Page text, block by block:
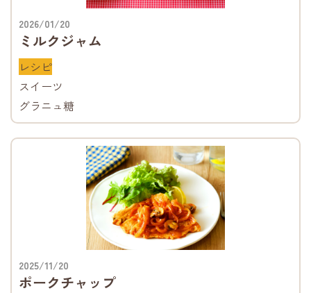
2026/01/20
ミルクジャム
レシピ
スイーツ
グラニュ糖
2025/11/20
ポークチャップ